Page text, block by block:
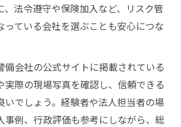
、法令遵守や保険加入など、リスク管
っている会社を選ぶことも安心につな
備会社の公式サイトに掲載されている
実際の現場写真を確認し、信頼できる
いでしょう。経験者や法人担当者の場
事例、行政評価も参考にしながら、総